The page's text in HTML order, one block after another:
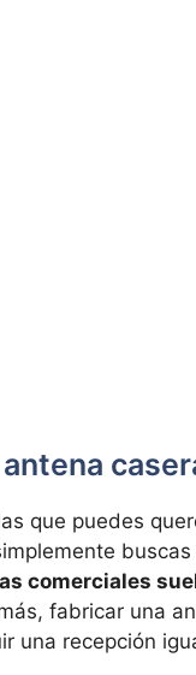
que puedes
comerciales
fabricar una
una recepción